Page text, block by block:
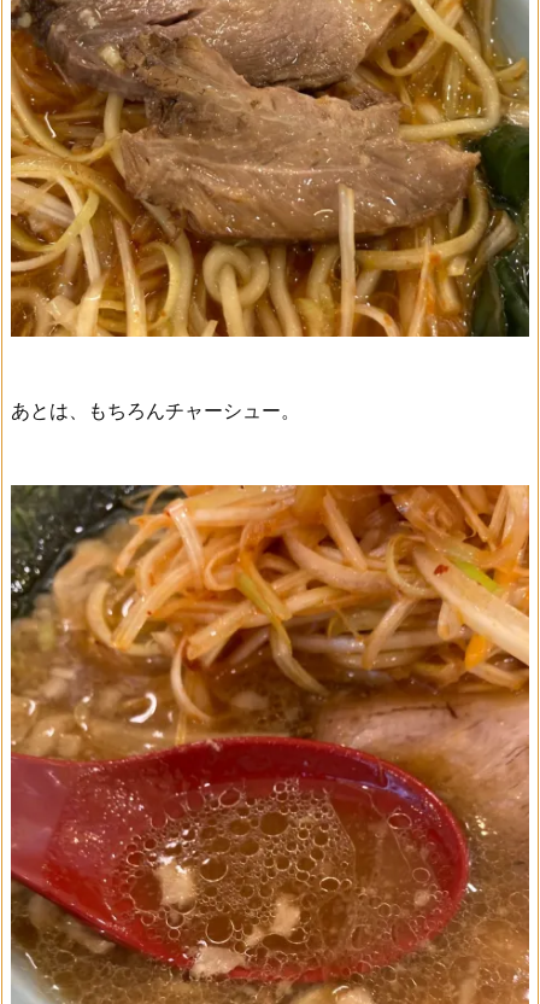
あとは、もちろんチャーシュー。